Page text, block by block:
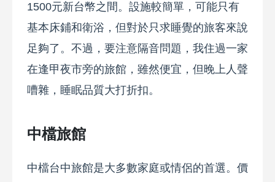
1500元新台幣之間。設施較簡單，可能只有
基本床鋪和衛浴，但對於只求睡覺的旅客來說
足夠了。不過，要注意隔音問題，我住過一家
在逢甲夜市旁的旅館，雖然便宜，但晚上人聲
嘈雜，睡眠品質大打折扣。
中檔旅館
中檔台中旅館是大多數家庭或情侶的首選。價